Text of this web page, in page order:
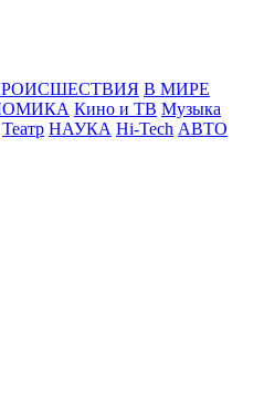
В МИРЕ
Кино и ТВ Музыка
Театр НАУКА Hi-Tech АВТО